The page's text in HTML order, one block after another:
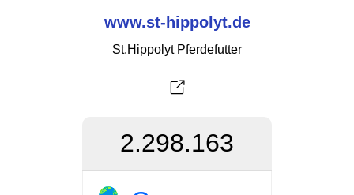
www.st-hippolyt.de
St.Hippolyt Pferdefutter
2.298.163